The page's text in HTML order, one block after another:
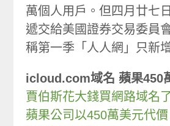
萬個人用戶。但四月廿七
遞交給美國證券交易委員
稱第一季「人人網」只新
icloud.com域名 蘋果450
賈伯斯花大錢買網路域名
蘋果公司以450萬美元代